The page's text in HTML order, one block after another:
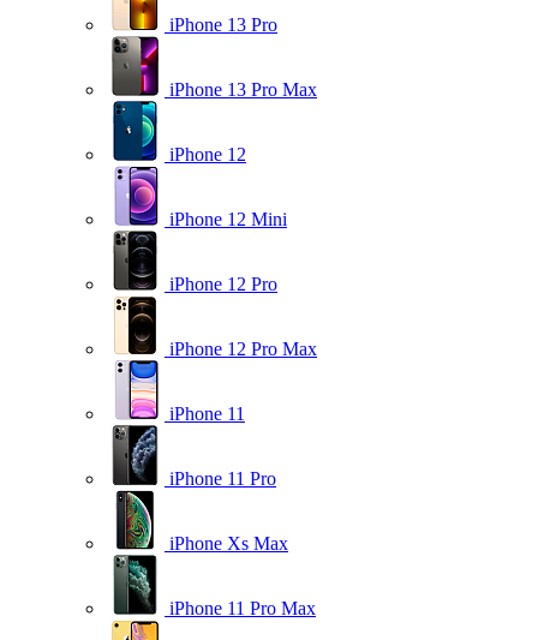
iPhone 13 Pro
iPhone 13 Pro Max
iPhone 12
iPhone 12 Mini
iPhone 12 Pro
iPhone 12 Pro Max
iPhone 11
iPhone 11 Pro
iPhone Xs Max
iPhone 11 Pro Max